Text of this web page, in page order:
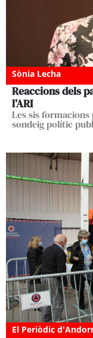
Sònia Lecha
Reaccions dels
l’ARI
Les sis formacions
sondeig polític
El Periòdic